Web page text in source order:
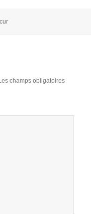
champs obligatoires